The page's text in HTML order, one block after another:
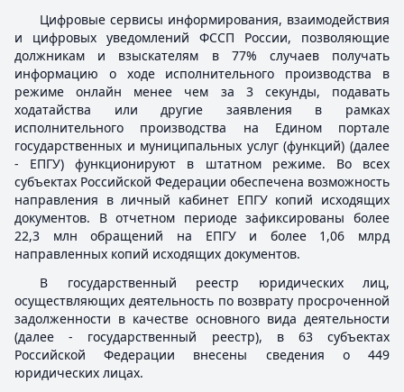
Цифровые сервисы информирования, взаимодействия
и цифровых уведомлений ФССП России, позволяющие
должникам и взыскателям в 77% случаев получать
информацию о ходе исполнительного производства в
режиме онлайн менее чем за 3 секунды, подавать
ходатайства или другие заявления в рамках
исполнительного производства на Едином портале
государственных и муниципальных услуг (функций) (далее
- ЕПГУ) функционируют в штатном режиме. Во всех
субъектах Российской Федерации обеспечена возможность
направления в личный кабинет ЕПГУ копий исходящих
документов. В отчетном периоде зафиксированы более
22,3 млн обращений на ЕПГУ и более 1,06 млрд
направленных копий исходящих документов.
В государственный реестр юридических лиц,
осуществляющих деятельность по возврату просроченной
задолженности в качестве основного вида деятельности
(далее - государственный реестр), в 63 субъектах
Российской Федерации внесены сведения о 449
юридических лицах.